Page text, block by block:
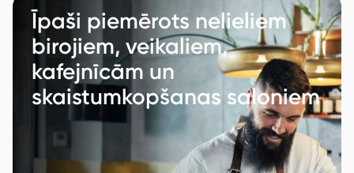
Īpaši piemērots nelieliem
birojiem, veikaliem,
kafejnīcām un
skaistumkopšanas saloniem